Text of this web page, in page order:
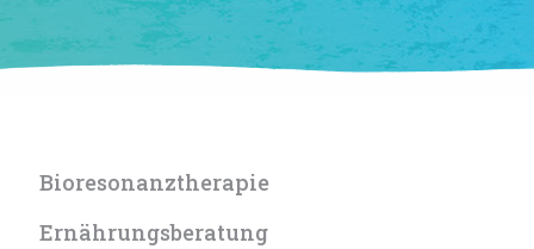
Bioresonanz­therapie
Ernährungsberatung